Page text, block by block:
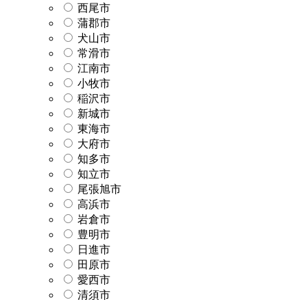
西尾市
蒲郡市
犬山市
常滑市
江南市
小牧市
稲沢市
新城市
東海市
大府市
知多市
知立市
尾張旭市
高浜市
岩倉市
豊明市
日進市
田原市
愛西市
清須市